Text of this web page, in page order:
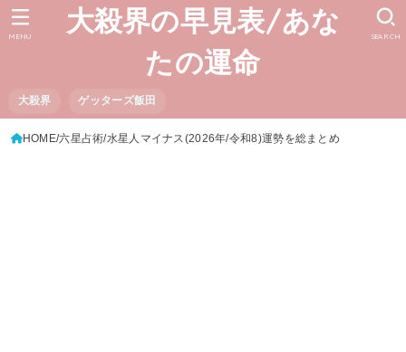
大殺界の早見表/あな
たの運命
大殺界 ゲッターズ飯田
SEARCH
MENU
HOME 六星占術 水星人マイナス(2026年/令和8)運勢を総まとめ